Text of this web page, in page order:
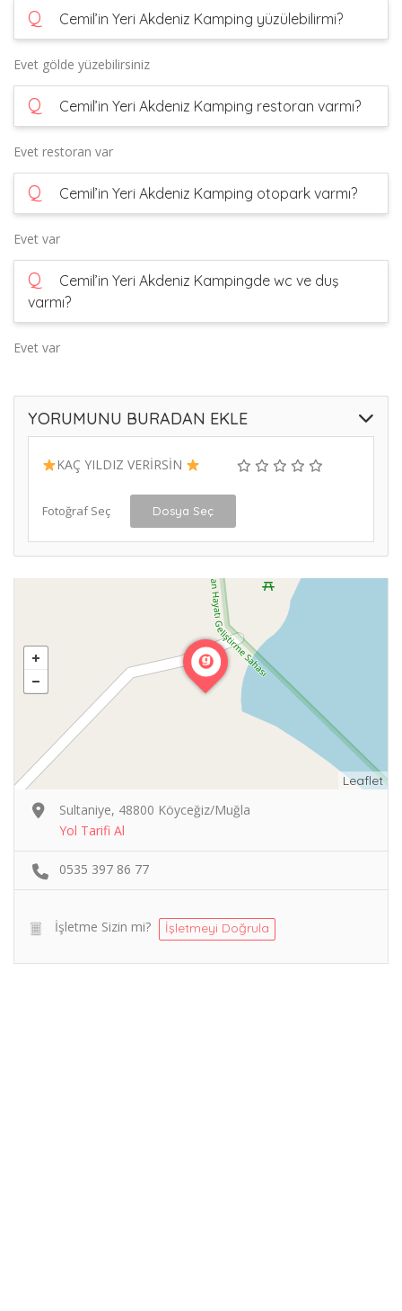
Q Cemil’in Yeri Akdeniz Kamping yüzülebilirmi?
Evet gölde yüzebilirsiniz
Q Cemil’in Yeri Akdeniz Kamping restoran varmı?
Evet restoran var
Q Cemil’in Yeri Akdeniz Kamping otopark varmı?
Evet var
Q
Cemil’in Yeri Akdeniz Kampingde wc ve duş
varmı?
Evet var
YORUMUNU BURADAN EKLE
KAÇ YILDIZ VERİRSİN
Fotoğraf Seç Dosya Seç
Leaflet
Sultaniye, 48800 Köyceğiz/Muğla
Yol Tarifi Al
0535 397 86 77
İşletme Sizin mi? İşletmeyi Doğrula